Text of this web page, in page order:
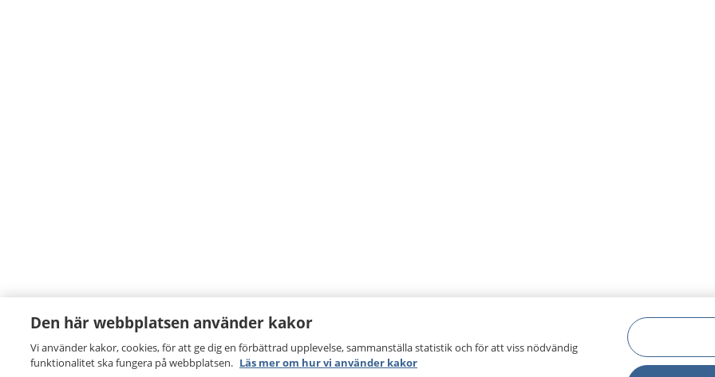
Den här webbplatsen använder kakor
Vi använder kakor, cookies, för att ge dig en förbättrad upplevelse, sammanställa statistik och för att viss nödvändig
funktionalitet ska fungera på webbplatsen. Läs mer om hur vi använder kakor